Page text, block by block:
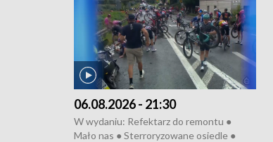
06.08.2026 - 21:30
W wydaniu: Refektarz do remontu ●
Mało nas ● Sterroryzowane osiedle ●